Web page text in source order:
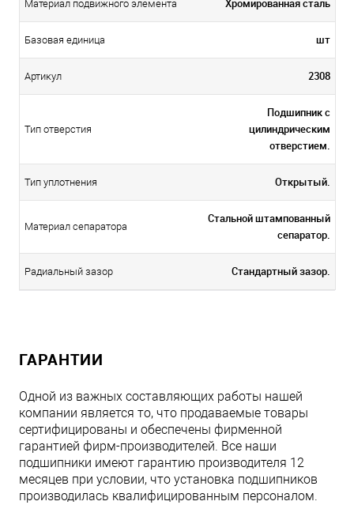
Материал подвижного элемента Хромированная сталь
Базовая единица шт
Артикул 2308
Тип отверстия
Подшипник с
цилиндрическим
отверстием.
Тип уплотнения Открытый.
Материал сепаратора
Стальной штампованный
сепаратор.
Радиальный зазор Стандартный зазор.
ГАРАНТИИ
Одной из важных составляющих работы нашей
компании является то, что продаваемые товары
сертифицированы и обеспечены фирменной
гарантией фирм-производителей. Все наши
подшипники имеют гарантию производителя 12
месяцев при условии, что установка подшипников
производилась квалифицированным персоналом.